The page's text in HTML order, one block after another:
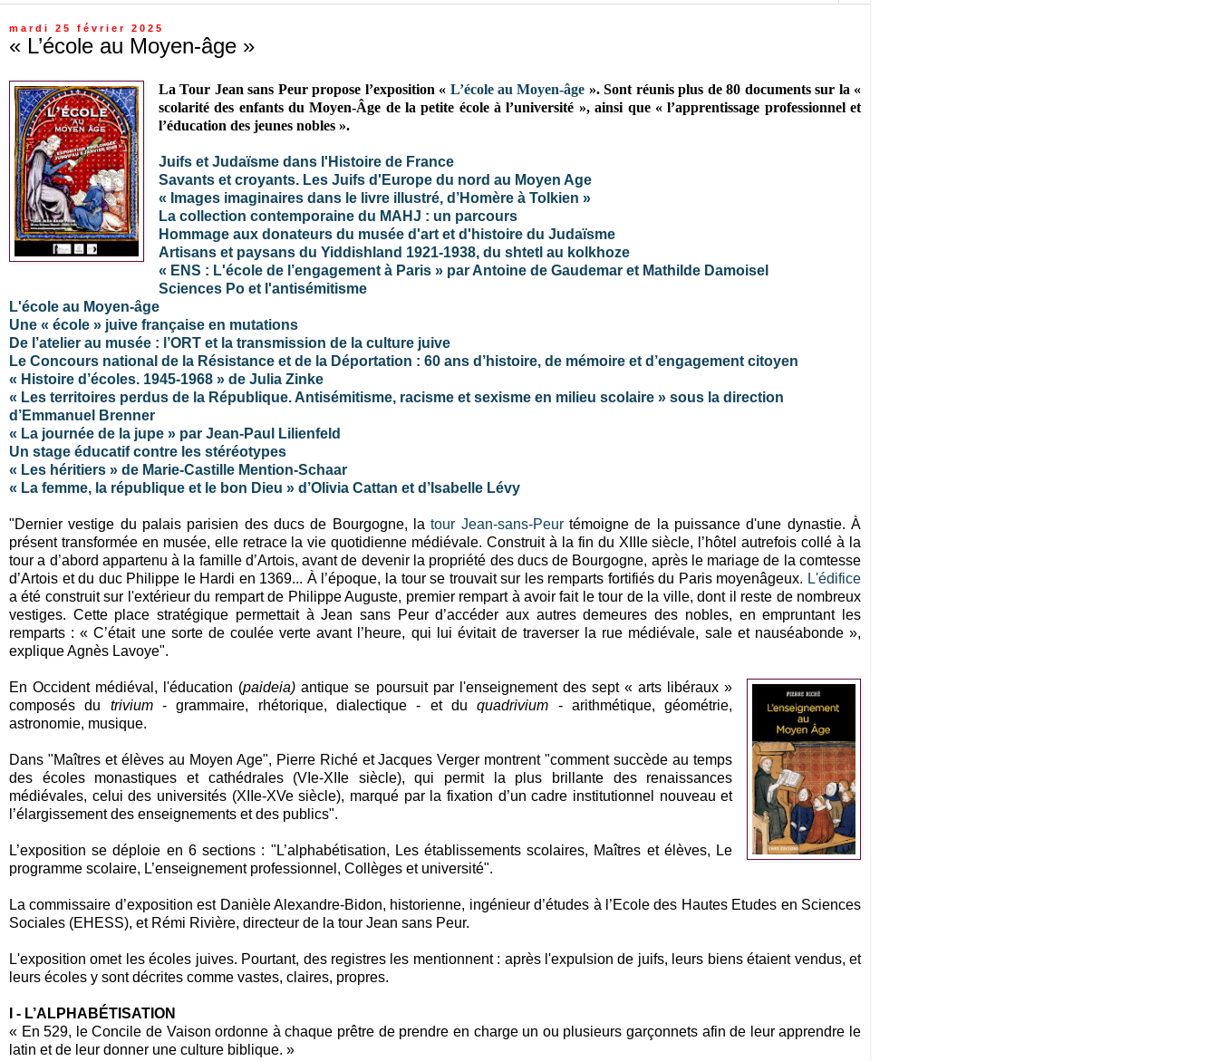
mardi 25 février 2025
« L’école au Moyen-âge »
La Tour Jean sans Peur propose l’exposition « L’école au Moyen-âge ». Sont réunis plus de 80 documents sur la «
scolarité des enfants du Moyen-Âge de la petite école à l’université », ainsi que « l’apprentissage professionnel et
l’éducation des jeunes nobles ».
Juifs et Judaïsme dans l'Histoire de France
Savants et croyants. Les Juifs d'Europe du nord au Moyen Age
« Images imaginaires dans le livre illustré, d’Homère à Tolkien »
La collection contemporaine du MAHJ : un parcours
Hommage aux donateurs du musée d'art et d'histoire du Judaïsme
Artisans et paysans du Yiddishland 1921-1938, du shtetl au kolkhoze
« ENS : L'école de l’engagement à Paris » par Antoine de Gaudemar et Mathilde Damoisel
Sciences Po et l'antisémitisme
L'école au Moyen-âge
Une « école » juive française en mutations
De l’atelier au musée : l’ORT et la transmission de la culture juive
Le Concours national de la Résistance et de la Déportation : 60 ans d’histoire, de mémoire et d’engagement citoyen
« Histoire d’écoles. 1945-1968 » de Julia Zinke
« Les territoires perdus de la République. Antisémitisme, racisme et sexisme en milieu scolaire » sous la direction
d’Emmanuel Brenner
« La journée de la jupe » par Jean-Paul Lilienfeld
Un stage éducatif contre les stéréotypes
« Les héritiers » de Marie-Castille Mention-Schaar
« La femme, la république et le bon Dieu » d’Olivia Cattan et d’Isabelle Lévy
"Dernier vestige du palais parisien des ducs de Bourgogne, latour Jean-sans-Peurtémoigne de la puissance d'une dynastie. À
présent transformée en musée, elle retrace la vie quotidienne médiévale. Construit à la fin du XIIIe siècle, l’hôtel autrefois collé à la
tour a d’abord appartenu à la famille d’Artois, avant de devenir la propriété des ducs de Bourgogne, après le mariage de la comtesse
d’Artois et du duc Philippe le Hardi en 1369... À l’époque, la tour se trouvait sur les remparts fortifiés du Paris moyenâgeux. L'édifice
a été construit sur l'extérieur du rempart de Philippe Auguste, premier rempart à avoir fait le tour de la ville, dont il reste de nombreux
vestiges. Cette place stratégique permettait à Jean sans Peur d’accéder aux autres demeures des nobles, en empruntant les
remparts : « C’était une sorte de coulée verte avant l’heure, qui lui évitait de traverser la rue médiévale, sale et nauséabonde »,
explique Agnès Lavoye".
En Occident médiéval, l'éducation (paideia)antique se poursuit par l'enseignement des sept « arts libéraux »
composés du trivium- grammaire, rhétorique, dialectique - et duquadrivium - arithmétique, géométrie,
astronomie, musique.
Dans "Maîtres et élèves au Moyen Age", Pierre Riché et Jacques Verger montrent "comment succède au temps
des écoles monastiques et cathédrales (VIe-XIIe siècle), qui permit la plus brillante des renaissances
médiévales, celui des universités (XIIe-XVe siècle), marqué par la fixation d’un cadre institutionnel nouveau et
l’élargissement des enseignements et des publics".
L’exposition se déploie en 6 sections : "L’alphabétisation, Les établissements scolaires, Maîtres et élèves, Le
programme scolaire, L’enseignement professionnel, Collèges et université".
La commissaire d’exposition est Danièle Alexandre-Bidon, historienne, ingénieur d’études à l’Ecole des Hautes Etudes en Sciences
Sociales (EHESS), et Rémi Rivière, directeur de la tour Jean sans Peur.
L'exposition omet les écoles juives. Pourtant, des registres les mentionnent : après l'expulsion de juifs, leurs biens étaient vendus, et
leurs écoles y sont décrites comme vastes, claires, propres.
I - L’ALPHABÉTISATION
« En 529, le Concile de Vaison ordonne à chaque prêtre de prendre en charge un ou plusieurs garçonnets afin de leur apprendre le
latin et de leur donner une culture biblique. »